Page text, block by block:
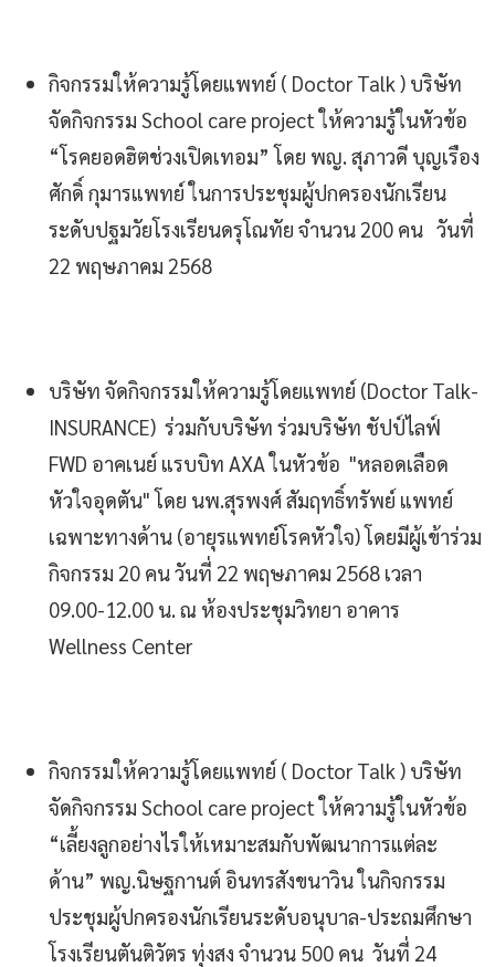
กิจกรรมให้ความรู้โดยแพทย์ ( Doctor Talk ) บริษัท
จัดกิจกรรม School care project ให้ความรู้ในหัวข้อ
“โรคยอดฮิตช่วงเปิดเทอม” โดย พญ. สุภาวดี บุญเรือง
ศักดิ์ กุมารแพทย์ ในการประชุมผู้ปกครองนักเรียน
ระดับปฐมวัยโรงเรียนดรุโณทัย จำนวน 200 คน วันที่
22 พฤษภาคม 2568
บริษัท จัดกิจกรรมให้ความรู้โดยแพทย์ (Doctor Talk-
INSURANCE) ร่วมกับบริษัท ร่วมบริษัท ชัปป์ไลฟ์
FWD อาคเนย์ แรบบิท AXA ในหัวข้อ "หลอดเลือด
หัวใจอุดตัน" โดย นพ.สุรพงศ์ สัมฤทธิ์ทรัพย์ แพทย์
เฉพาะทางด้าน (อายุรแพทย์โรคหัวใจ) โดยมีผู้เข้าร่วม
กิจกรรม 20 คน วันที่ 22 พฤษภาคม 2568 เวลา
09.00-12.00 น. ณ ห้องประชุมวิทยา อาคาร
Wellness Center
กิจกรรมให้ความรู้โดยแพทย์ ( Doctor Talk ) บริษัท
จัดกิจกรรม School care project ให้ความรู้ในหัวข้อ
“เลี้ยงลูกอย่างไรให้เหมาะสมกับพัฒนาการแต่ละ
ด้าน” พญ.นิษฐกานต์ อินทรสังขนาวิน ในกิจกรรม
ประชุมผู้ปกครองนักเรียนระดับอนุบาล-ประถมศึกษา
โรงเรียนตันติวัตร ทุ่งสง จำนวน 500 คน วันที่ 24